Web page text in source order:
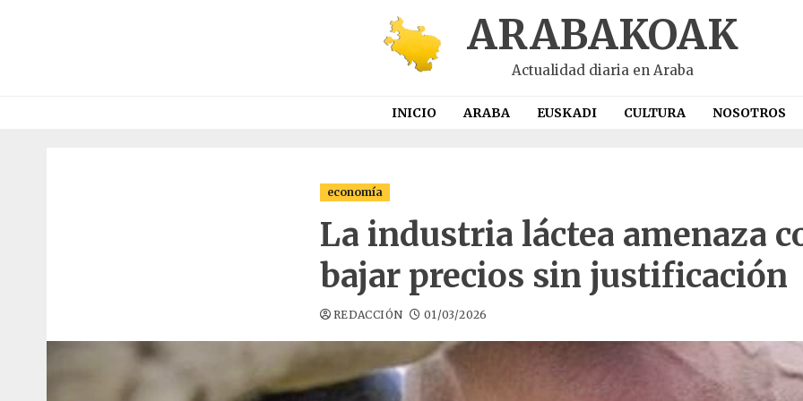
ARABAKOAK
Actualidad diaria en Araba
INICIO ARABA EUSKADI CULTURA NOSOTROS
economía
La industria láctea amenaza
bajar precios sin justificación
REDACCIÓN 01/03/2026